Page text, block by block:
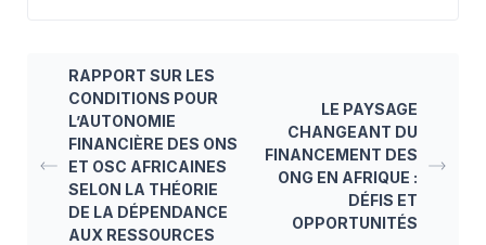
RAPPORT SUR LES
CONDITIONS POUR
L’AUTONOMIE
FINANCIÈRE DES ONS
ET OSC AFRICAINES
SELON LA THÉORIE
DE LA DÉPENDANCE
AUX RESSOURCES
LE PAYSAGE
CHANGEANT DU
FINANCEMENT DES
ONG EN AFRIQUE :
DÉFIS ET
OPPORTUNITÉS